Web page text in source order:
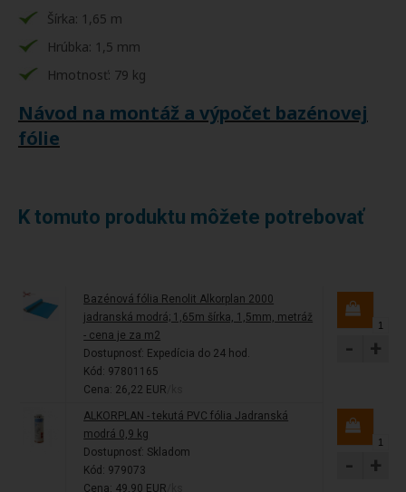
Šírka: 1,65 m
Hrúbka: 1,5 mm
Hmotnosť: 79 kg
Návod na montáž a výpočet bazénovej
fólie
K tomuto produktu môžete potrebovať
Bazénová fólia Renolit Alkorplan 2000
jadranská modrá; 1,65m šírka, 1,5mm, metráž
- cena je za m2
Dostupnosť: Expedícia do 24 hod.
Kód: 97801165
Cena: 26,22 EUR
- +
ALKORPLAN - tekutá PVC fólia Jadranská
modrá 0,9 kg
Dostupnosť: Skladom
Kód: 979073
Cena: 49,90 EUR
- +